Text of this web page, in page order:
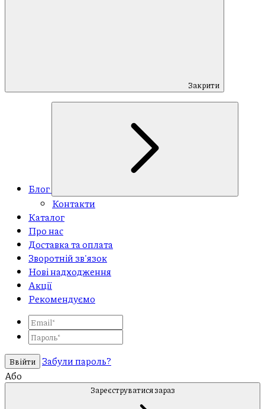
Закрити
Блог
Контакти
Каталог
Про нас
Доставка та оплата
Зворотній зв'язок
Нові надходження
Акції
Рекомендуємо
Ввійти
Забули пароль?
Або
Зареєструватися зараз